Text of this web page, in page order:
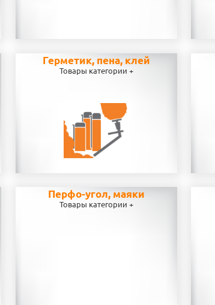
Герметик, пена, клей
Товары категории +
Перфо-угол, маяки
Товары категории +